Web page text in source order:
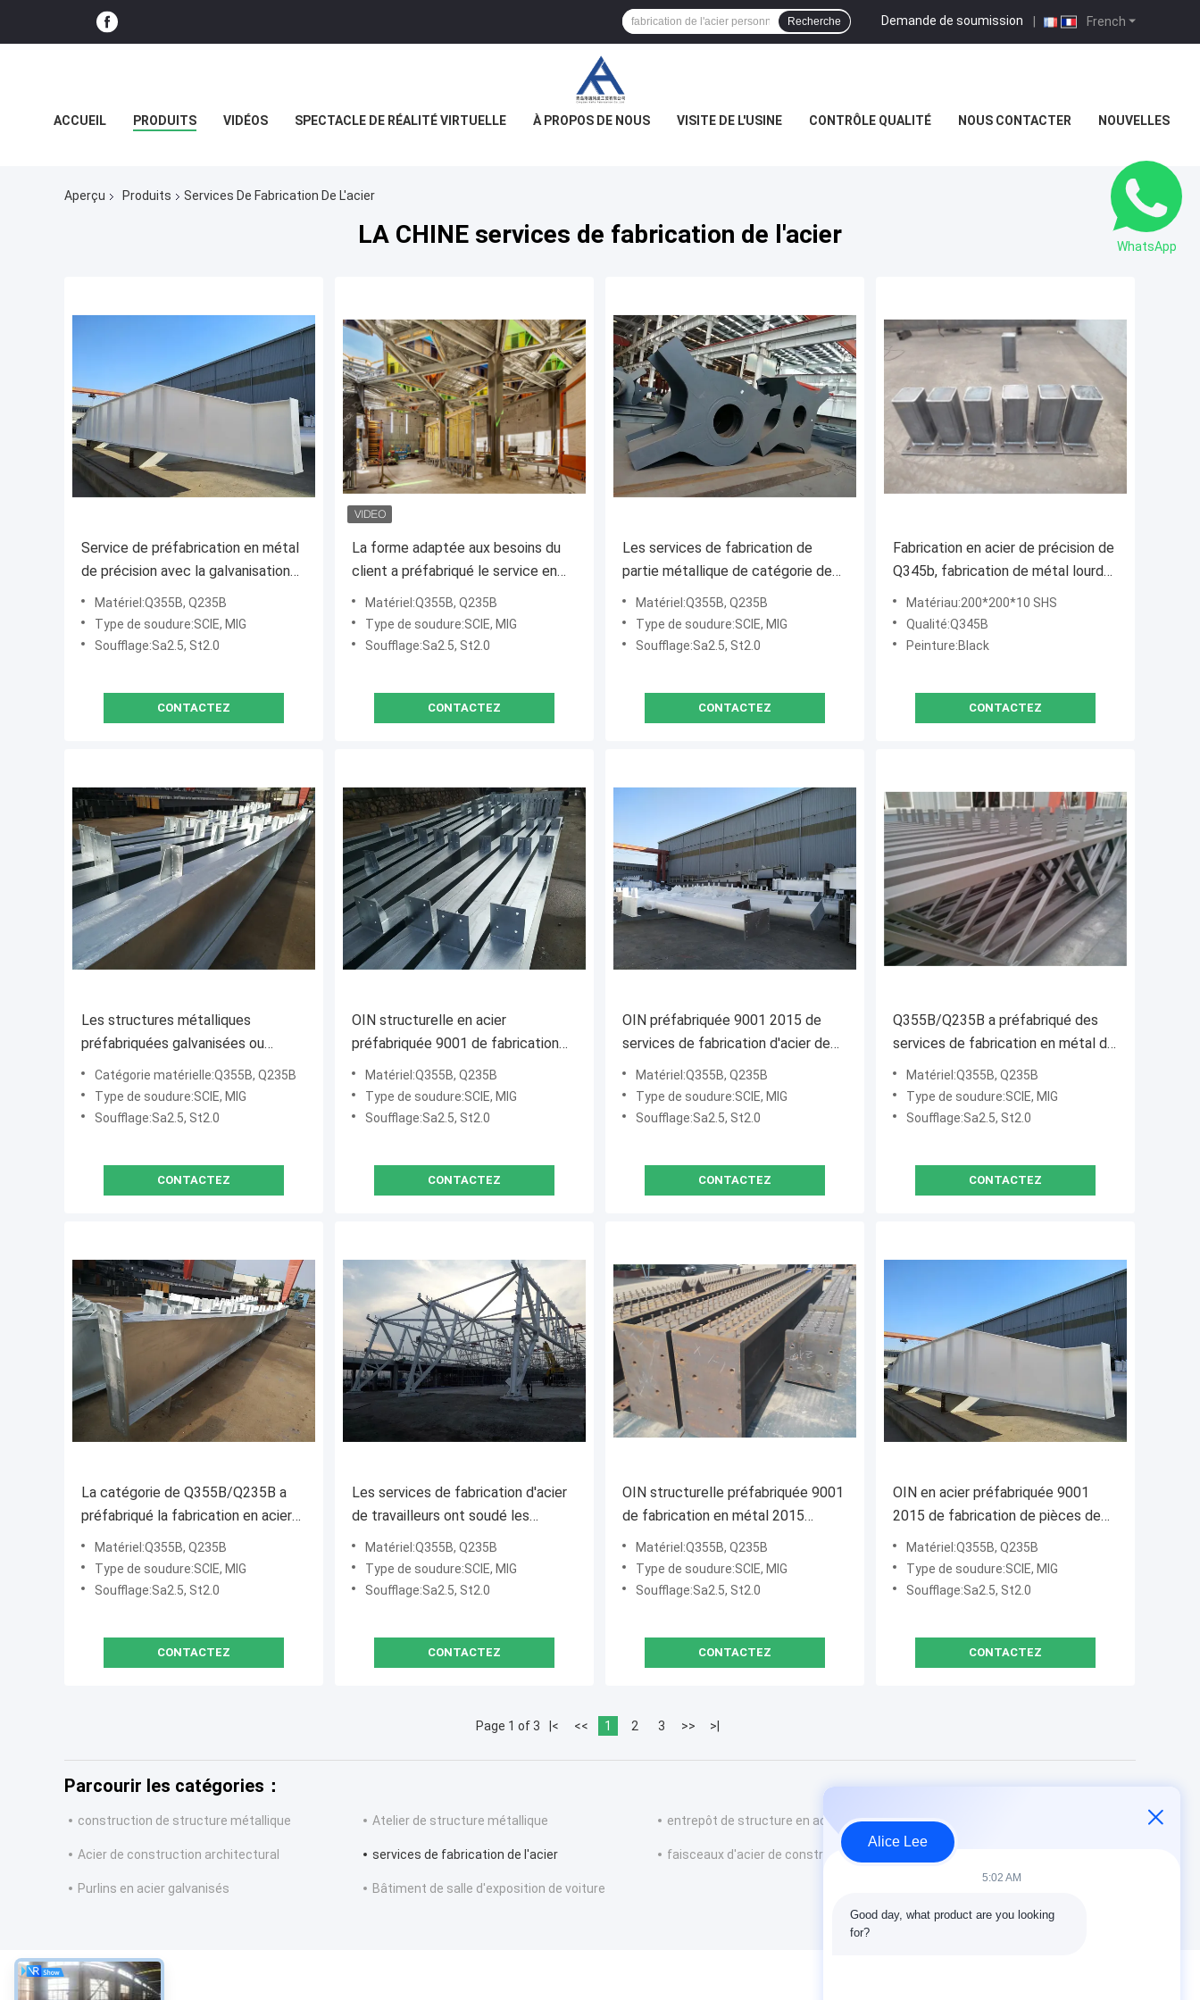
French
Demande de soumission |
Recherche
ACCUEIL PRODUITS VIDÉOS SPECTACLE DE RÉALITÉ VIRTUELLE À PROPOS DE NOUS VISITE DE L'USINE CONTRÔLE QUALITÉ NOUS CONTACTER NOUVELLES
Aperçu Produits Services De Fabrication De L'acier
LA CHINE services de fabrication de l'acier
Service de préfabrication en métal
de précision avec la galvanisation
et la peinture
Matériel:Q355B, Q235B
Type de soudure:SCIE, MIG
Soufflage:Sa2.5, St2.0
CONTACTEZ
La forme adaptée aux besoins du
client a préfabriqué le service en
acier d'approvisionnement de
fabrication de membres en métal
Matériel:Q355B, Q235B
Type de soudure:SCIE, MIG
Soufflage:Sa2.5, St2.0
CONTACTEZ
Les services de fabrication de
partie métallique de catégorie de
Q355B Q235B ont bien soudé
adapté aux besoins du client
Matériel:Q355B, Q235B
Type de soudure:SCIE, MIG
Soufflage:Sa2.5, St2.0
CONTACTEZ
Fabrication en acier de précision de
Q345b, fabrication de métal lourd
de courrier de Shs
Matériau:200*200*10 SHS
Qualité:Q345B
Peinture:Black
CONTACTEZ
Les structures métalliques
préfabriquées galvanisées ou
peintes rayonnent et colonne
Catégorie matérielle:Q355B, Q235B
Type de soudure:SCIE, MIG
Soufflage:Sa2.5, St2.0
CONTACTEZ
OIN structurelle en acier
préfabriquée 9001 de fabrication
2015 normes de qualité approuvées
Matériel:Q355B, Q235B
Type de soudure:SCIE, MIG
Soufflage:Sa2.5, St2.0
CONTACTEZ
OIN préfabriquée 9001 2015 de
services de fabrication d'acier de
construction approuvés
Matériel:Q355B, Q235B
Type de soudure:SCIE, MIG
Soufflage:Sa2.5, St2.0
CONTACTEZ
Q355B/Q235B a préfabriqué des
services de fabrication en métal de
botte d'acier de construction
Matériel:Q355B, Q235B
Type de soudure:SCIE, MIG
Soufflage:Sa2.5, St2.0
CONTACTEZ
La catégorie de Q355B/Q235B a
préfabriqué la fabrication en acier
en métal de Cusotm de services de
fabrication
Matériel:Q355B, Q235B
Type de soudure:SCIE, MIG
Soufflage:Sa2.5, St2.0
CONTACTEZ
Les services de fabrication d'acier
de travailleurs ont soudé les
composants en acier de botte de
précision
Matériel:Q355B, Q235B
Type de soudure:SCIE, MIG
Soufflage:Sa2.5, St2.0
CONTACTEZ
OIN structurelle préfabriquée 9001
de fabrication en métal 2015
normes de qualité approuvées
Matériel:Q355B, Q235B
Type de soudure:SCIE, MIG
Soufflage:Sa2.5, St2.0
CONTACTEZ
OIN en acier préfabriquée 9001
2015 de fabrication de pièces de
charpente approuvés
Matériel:Q355B, Q235B
Type de soudure:SCIE, MIG
Soufflage:Sa2.5, St2.0
CONTACTEZ
Page 1 of 3 |< << 1 2 3 >> >|
Parcourir les catégories：
construction de structure métallique Atelier de structure métallique entrepôt de structure en acier
Acier de construction architectural services de fabrication de l'acier faisceaux d'acier de construction
Purlins en acier galvanisés Bâtiment de salle d'exposition de voiture
WhatsApp
Alice Lee
5:02 AM
Good day, what product are you looking
for?